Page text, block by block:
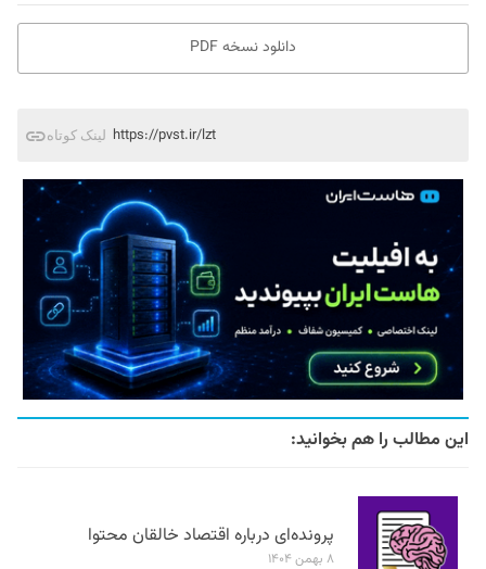
دانلود نسخه PDF
لینک کوتاه https://pvst.ir/lzt
این مطالب را هم بخوانید:
پرونده‌ای درباره اقتصاد خالقان محتوا
۸ بهمن ۱۴۰۴